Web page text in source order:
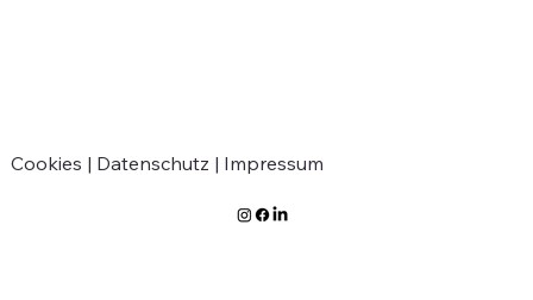
Cookies | Datenschutz | Impressum